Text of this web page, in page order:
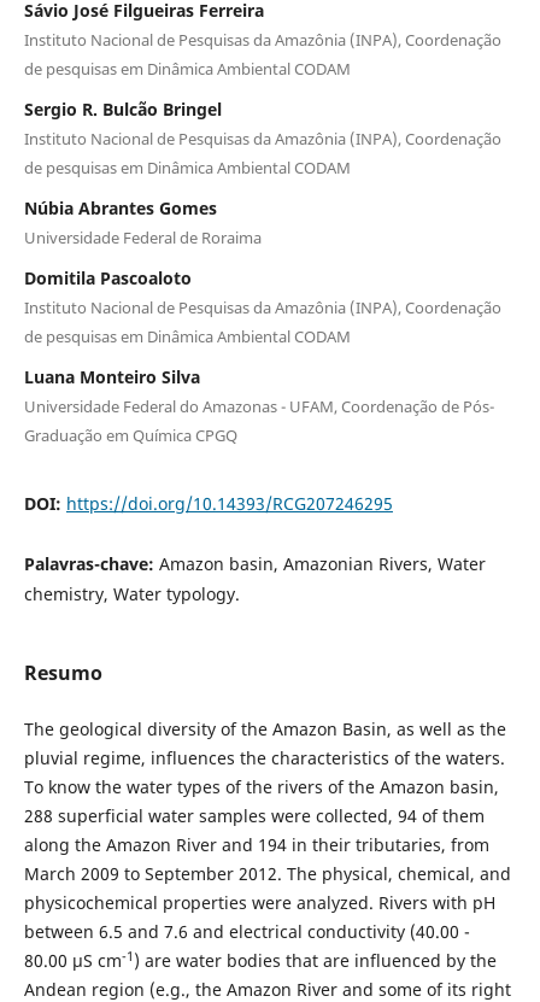
Sávio José Filgueiras Ferreira
Instituto Nacional de Pesquisas da Amazônia (INPA), Coordenação
de pesquisas em Dinâmica Ambiental CODAM
Sergio R. Bulcão Bringel
Instituto Nacional de Pesquisas da Amazônia (INPA), Coordenação
de pesquisas em Dinâmica Ambiental CODAM
Núbia Abrantes Gomes
Universidade Federal de Roraima
Domitila Pascoaloto
Instituto Nacional de Pesquisas da Amazônia (INPA), Coordenação
de pesquisas em Dinâmica Ambiental CODAM
Luana Monteiro Silva
Universidade Federal do Amazonas - UFAM, Coordenação de Pós-
Graduação em Química CPGQ
DOI: https://doi.org/10.14393/RCG207246295
Palavras-chave: Amazon basin, Amazonian Rivers, Water
chemistry, Water typology.
Resumo
The geological diversity of the Amazon Basin, as well as the
pluvial regime, influences the characteristics of the waters.
To know the water types of the rivers of the Amazon basin,
288 superficial water samples were collected, 94 of them
along the Amazon River and 194 in their tributaries, from
March 2009 to September 2012. The physical, chemical, and
physicochemical properties were analyzed. Rivers with pH
between 6.5 and 7.6 and electrical conductivity (40.00 -
80.00 μS cm-1 ) are water bodies that are influenced by the
Andean region (e.g., the Amazon River and some of its right